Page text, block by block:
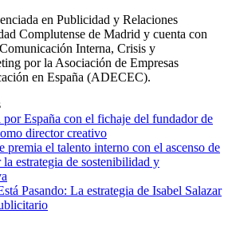
en Publicidad y Relaciones
Complutense de Madrid y cuenta con
Interna, Crisis y
por la Asociación de Empresas
en España (ADECEC).
por España con el fichaje del fundador de
director creativo
premia el talento interno con el ascenso de
estrategia de sostenibilidad y
Pasando: La estrategia de Isabel Salazar